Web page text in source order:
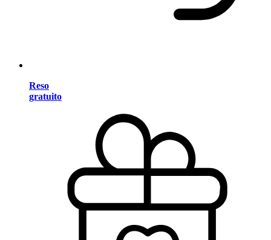
Reso
gratuito